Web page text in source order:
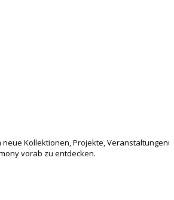
Kollektionen, Projekte,
vorab zu entdecken.